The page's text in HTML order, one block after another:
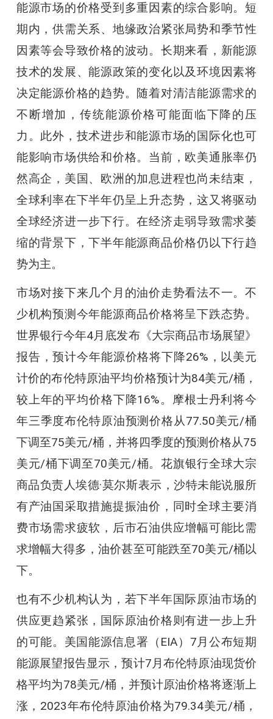
能源市场的价格受到多重因素的综合影响。短
期内，供需关系、地缘政治紧张局势和季节性
因素等会导致价格的波动。长期来看，新能源
技术的发展、能源政策的变化以及环境因素将
决定能源价格的趋势。随着对清洁能源需求的
不断增加，传统能源价格可能面临下降的压
力。此外，技术进步和能源市场的国际化也可
能影响市场供给和价格。当前，欧美通胀率仍
然高企，美国、欧洲的加息进程也尚未结束，
全球利率在下半年仍呈上升态势，这又将驱动
全球经济进一步下行。在经济走弱导致需求萎
缩的背景下，下半年能源商品价格仍以下行趋
势为主。
市场对接下来几个月的油价走势看法不一。不
少机构预测今年能源商品价格将呈下跌态势。
世界银行今年4月底发布《大宗商品市场展望》
报告，预计今年能源价格将下降26%，以美元
计价的布伦特原油平均价格预计为84美元/桶，
较上年的平均价格下降16%。摩根士丹利将今
年三季度布伦特原油预测价格从77.50美元/桶
下调至75美元/桶，并将四季度的预测价格从75
美元/桶下调至70美元/桶。花旗银行全球大宗
商品负责人埃德·莫尔斯表示，沙特未能说服所
有产油国采取措施提振油价，同时全球主要消
费市场需求疲软，后市石油供应增幅可能比需
求增幅大得多，油价甚至可能跌至70美元/桶以
下。
也有不少机构认为，若下半年国际原油市场的
供应更趋紧张，国际原油价格则有进一步上升
的可能。美国能源信息署（EIA）7月公布短期
能源展望报告显示，预计7月布伦特原油现货价
格平均为78美元/桶，并预计原油价格将逐渐上
涨，2023年布伦特原油价格为79.34美元/桶，